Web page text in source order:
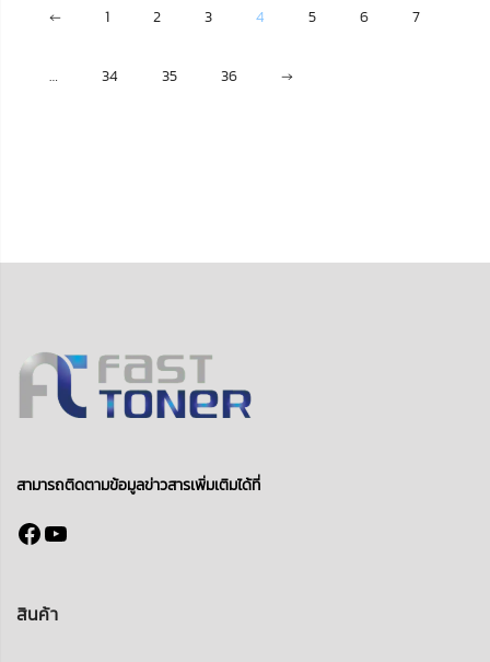
← 1 2 3 4 5 6 7
… 34 35 36 →
สามารถติดตามข้อมูลข่าวสารเพิ่มเติมได้ที่
Facebook
YouTube
สินค้า